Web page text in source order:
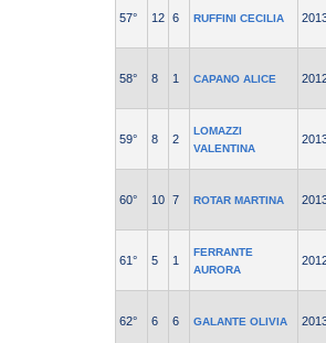
57° 12 6 RUFFINI CECILIA
58° 8 1 CAPANO ALICE
59° 8 2
LOMAZZI
VALENTINA
60° 10 7 ROTAR MARTINA
61° 5 1
FERRANTE
AURORA
62° 6 6 GALANTE OLIVIA